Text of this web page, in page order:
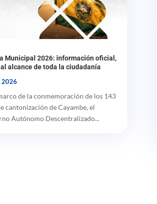
Municipal 2026: información oficial,
alcance de toda la ciudadanía
2026
de la conmemoración de los 143
cantonización de Cayambe, el
Autónomo Descentralizado...